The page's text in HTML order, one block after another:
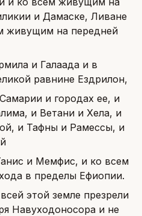
и Дамаске, Ливане
живущим на передней
и Галаада и в
равнине Ездрилон,
и городах ее, и
и Ветани и Хела, и
и Тафны и Рамессы, и
и Мемфис, и ко всем
в пределы Ефиопии.
этой земле презрели
Навуходоносора и не